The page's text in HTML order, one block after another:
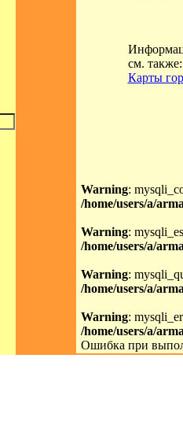
см.
Карты
Warning:
/home/users/a/
Warning:
/home/users/a/
Warning:
/home/users/a/
Warning:
/home/users/a/
Ошибка при